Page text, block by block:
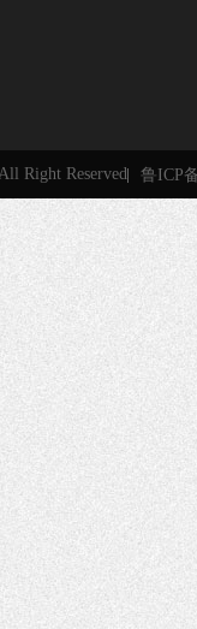
Right Reserved 鲁ICP